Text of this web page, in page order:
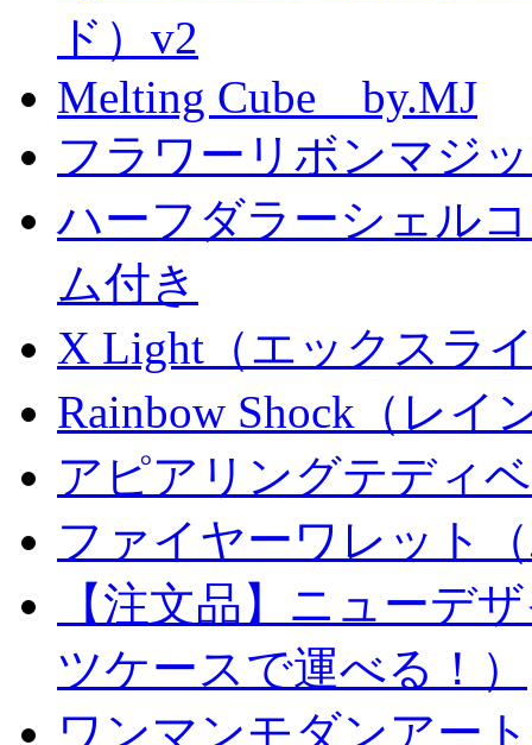
ド）v2
Melting Cube by.MJ
フラワーリボンマジ
ハーフダラーシェル
ム付き
X Light（エックスラ
Rainbow Shock（レイ
アピアリングテディ
ファイヤーワレット
【注文品】ニューデ
ツケースで運べる！）
ワンマンモダンアート